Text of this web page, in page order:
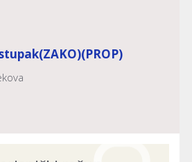
(ZAKO)(PROP)